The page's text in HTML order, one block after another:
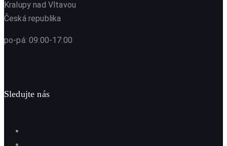
Kralupy nad Vltavou
Česká republika
po-pá: 09:00-17:00
Sledujte nás